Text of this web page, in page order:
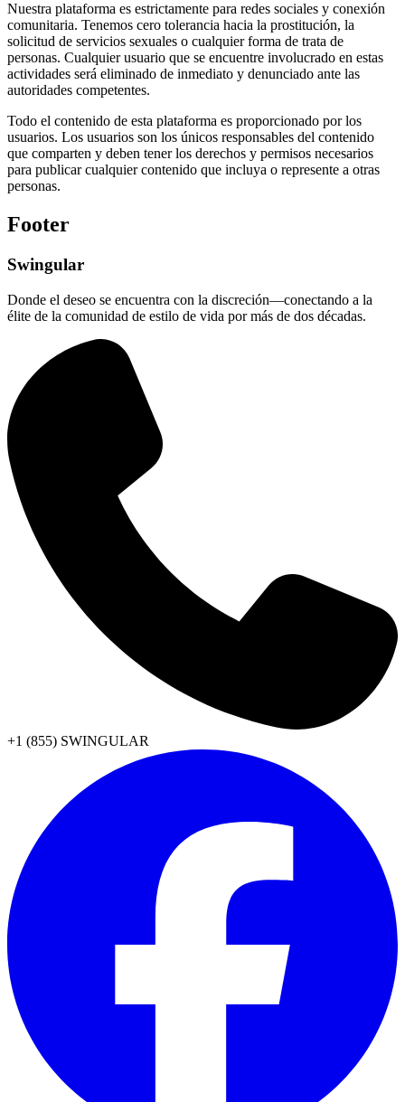
Nuestra plataforma es estrictamente para redes sociales y conexión
comunitaria. Tenemos cero tolerancia hacia la prostitución, la
solicitud de servicios sexuales o cualquier forma de trata de
personas. Cualquier usuario que se encuentre involucrado en estas
actividades será eliminado de inmediato y denunciado ante las
autoridades competentes.
Todo el contenido de esta plataforma es proporcionado por los
usuarios. Los usuarios son los únicos responsables del contenido
que comparten y deben tener los derechos y permisos necesarios
para publicar cualquier contenido que incluya o represente a otras
personas.
Footer
Swingular
Donde el deseo se encuentra con la discreción—conectando a la
élite de la comunidad de estilo de vida por más de dos décadas.
+1 (855) SWINGULAR